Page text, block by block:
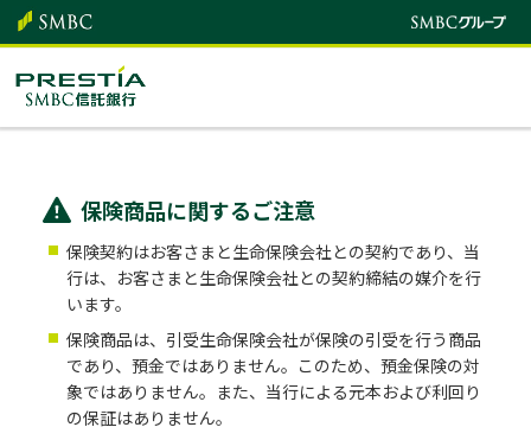
保険商品に関するご注意
保険契約はお客さまと生命保険会社との契約であり、当
行は、お客さまと生命保険会社との契約締結の媒介を行
います。
保険商品は、引受生命保険会社が保険の引受を行う商品
であり、預金ではありません。このため、預金保険の対
象ではありません。また、当行による元本および利回り
の保証はありません。